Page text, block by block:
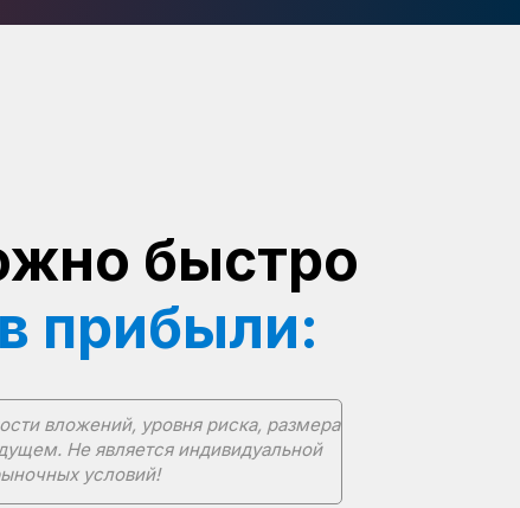
быстро
прибыли:
вложений, уровня риска, размера
Не является индивидуальной
условий!